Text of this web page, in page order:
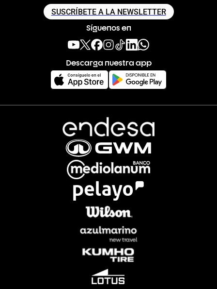
SUSCRÍBETE A LA NEWSLETTER
Síguenos en
Descarga nuestra app